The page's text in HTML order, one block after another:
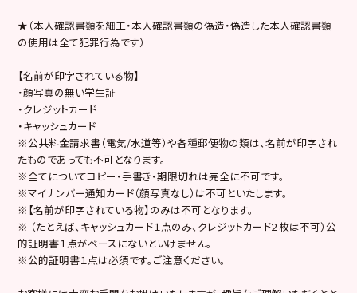
★（本人確認書類を細工・本人確認書類の偽造・偽造した本人確認書類
の使用は全て犯罪行為です）
【名前が印字されている物】
・顔写真の無い学生証
・クレジットカード
・キャッシュカード
※公共料金請求書（電気/水道等）や各種郵便物の類は、名前が印字され
たものであっても不可となります。
※全てについてコピー・手書き・期限切れは完全に不可です。
※マイナンバー通知カード（顔写真なし）は不可といたします。
※【名前が印字されている物】のみは不可となります。
※ （たとえば、キャッシュカード１点のみ、クレジットカード２枚は不可）公
的証明書１点がベースにないといけません。
※公的証明書１点は必須です。ご注意ください。